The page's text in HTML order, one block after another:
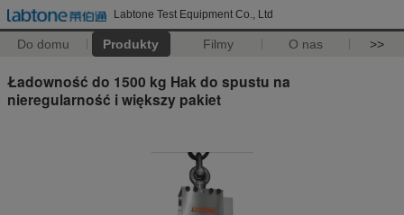
Labtone Test Equipment Co., Ltd
Do domu Produkty Filmy O nas >>
Ładowność do 1500 kg Hak do spustu na
nieregularność i większy pakiet